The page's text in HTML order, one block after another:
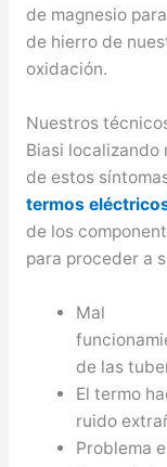
de magnesio
de hierro de
oxidación.
Nuestros
Biasi localizando
de estos
termos
de los
para proceder a
Mal
de las
El termo
ruido
Problema